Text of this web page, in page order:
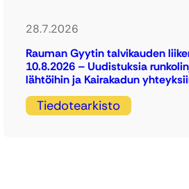
28.7.2026
Rauman Gyytin talvikauden
10.8.2026 – Uudistuksia
lähtöihin ja Kairakadun
Tiedotearkisto